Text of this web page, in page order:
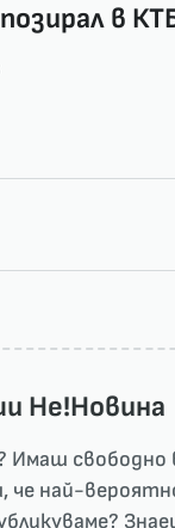
в
He!Новина
Имаш свободно
че най-